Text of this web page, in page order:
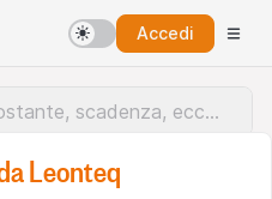
Accedi
Leonteq